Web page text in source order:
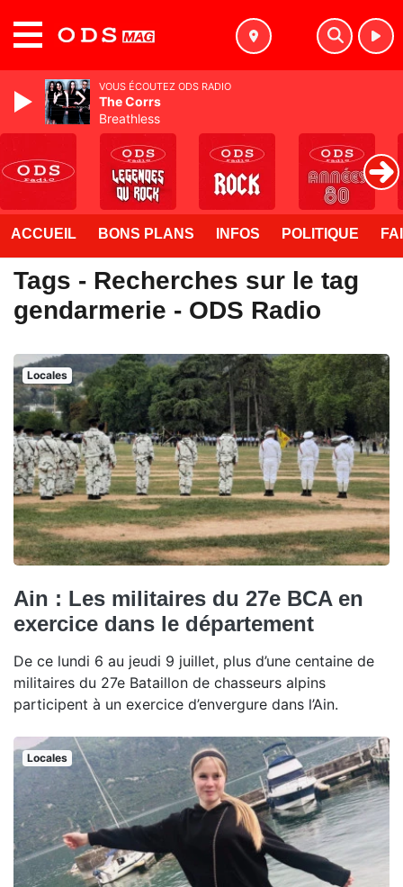
ACCUEIL BONS PLANS INFOS POLITIQUE
Tags - Recherches sur le tag
gendarmerie - ODS Radio
Locales
Ain : Les militaires du 27e BCA en
exercice dans le département
De ce lundi 6 au jeudi 9 juillet, plus d’une centaine de
militaires du 27e Bataillon de chasseurs alpins
participent à un exercice d’envergure dans l’Ain.
Locales
VOUS ÉCOUTEZ ODS RADIO
The Corrs
Breathless